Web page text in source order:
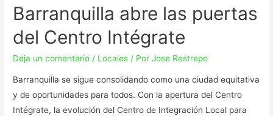
Barranquilla abre las puertas
del Centro Intégrate
Deja un comentario / Locales / PorJose Restrepo
Barranquilla se sigue consolidando como una ciudad equitativa
y de oportunidades para todos. Con la apertura del Centro
Intégrate, la evolución del Centro de Integración Local para